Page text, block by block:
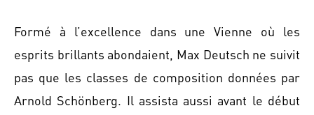
Formé à l’excellence dans une Vienne où les
esprits brillants abondaient, Max Deutsch ne suivit
pas que les classes de composition données par
Arnold Schönberg. Il assista aussi avant le début